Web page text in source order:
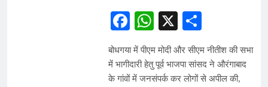
Facebook
WhatsApp
X
बोधगया में पीएम मोदी और सीएम नीतीश की सभा
में भागीदारी हेतु पूर्व भाजपा सांसद ने औरंगाबाद
के गांवों में जनसंपर्क कर लोगों से अपील की,